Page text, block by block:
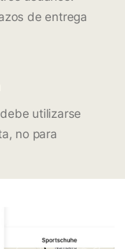
de entrega
utilizarse
no para